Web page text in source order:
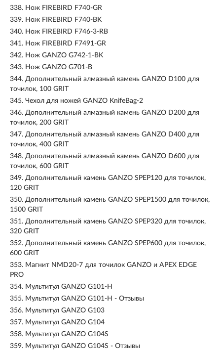
338. Нож FIREBIRD F740-GR
339. Нож FIREBIRD F740-BK
340. Нож FIREBIRD F746-3-RB
341. Нож FIREBIRD F7491-GR
342. Нож GANZO G742-1-BK
343. Нож GANZO G701-B
344. Дополнительный алмазный камень GANZO D100 для
точилок, 100 GRIT
345. Чехол для ножей GANZO KnifeBag-2
346. Дополнительный алмазный камень GANZO D200 для
точилок, 200 GRIT
347. Дополнительный алмазный камень GANZO D400 для
точилок, 400 GRIT
348. Дополнительный алмазный камень GANZO D600 для
точилок, 600 GRIT
349. Дополнительный камень GANZO SPEP120 для точилок,
120 GRIT
350. Дополнительный камень GANZO SPEP1500 для точилок,
1500 GRIT
351. Дополнительный камень GANZO SPEP320 для точилок,
320 GRIT
352. Дополнительный камень GANZO SPEP600 для точилок,
600 GRIT
353. Магнит NMD20-7 для точилок GANZO и APEX EDGE
PRO
354. Мультитул GANZO G101-H
355. Мультитул GANZO G101-H - Отзывы
356. Мультитул GANZO G103
357. Мультитул GANZO G104
358. Мультитул GANZO G104S
359. Мультитул GANZO G104S - Отзывы